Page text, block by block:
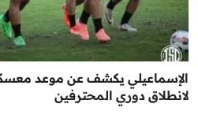
الإسماعيلي يكشف عن موعد
لانطلاق دوري المحترفين